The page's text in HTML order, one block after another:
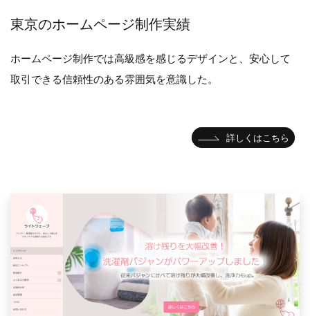
東京のホームページ制作実績
ホームページ制作では高級感を感じるデザインと、安心して
取引できる信頼性のある雰囲気を意識した。
詳しくはこちら